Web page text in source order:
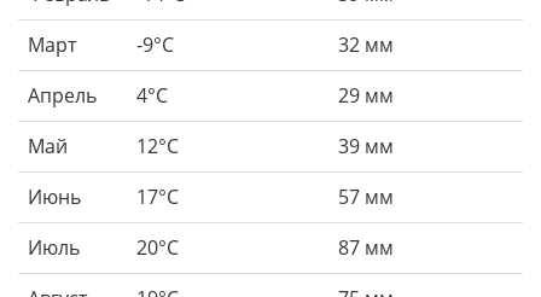
Март
-9°C
32 мм
Апрель
4°C
29 мм
Май
12°C
39 мм
Июнь
17°C
57 мм
Июль
20°C
87 мм